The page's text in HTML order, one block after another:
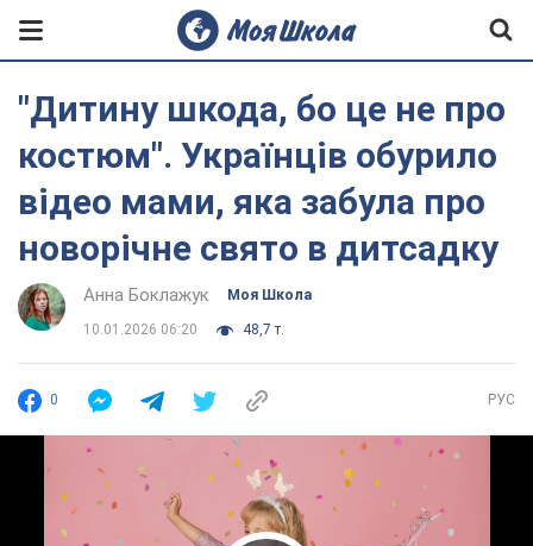
"Дитину шкода, бо це не про
костюм". Українців обурило
відео мами, яка забула про
новорічне свято в дитсадку
Анна Боклажук Моя Школа
10.01.2026 06:20 48,7 т.
0 РУС